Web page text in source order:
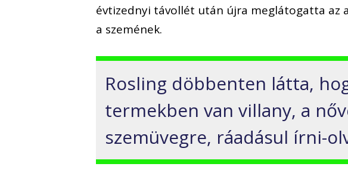
évtizednyi távollét után újra meglátogatta az
a szemének.
Rosling döbbenten látta,
termekben van villany, a
szemüvegre, ráadásul írni-